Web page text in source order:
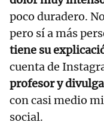
poco duradero.
pero sí a más
tiene su
cuenta de
profesor y
con casi medio
social.